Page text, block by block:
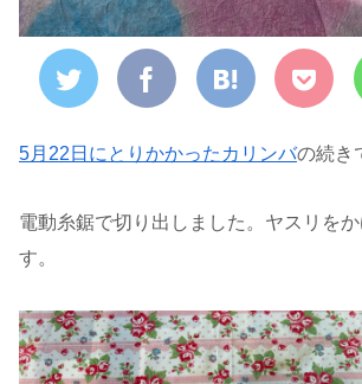
5月22日にとりかかったカリンバの続き
電動糸鋸で切り出しました。ヤスリを
す。